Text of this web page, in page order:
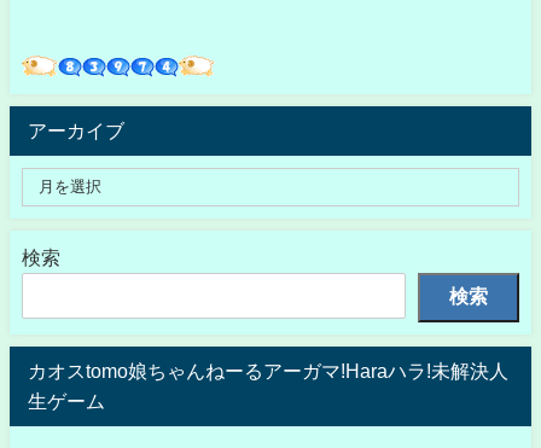
アーカイブ
検索
検索
カオスtomo娘ちゃんねーるアーガマ!Haraハラ!未解決人
生ゲーム